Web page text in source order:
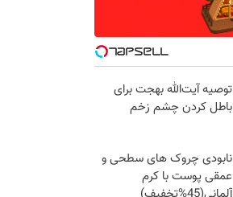
توصیه آیت‌الله بهجت برای
باطل کردن چشم زخم
نابودی چروک های سطحی و
عمقی پوست با کرم